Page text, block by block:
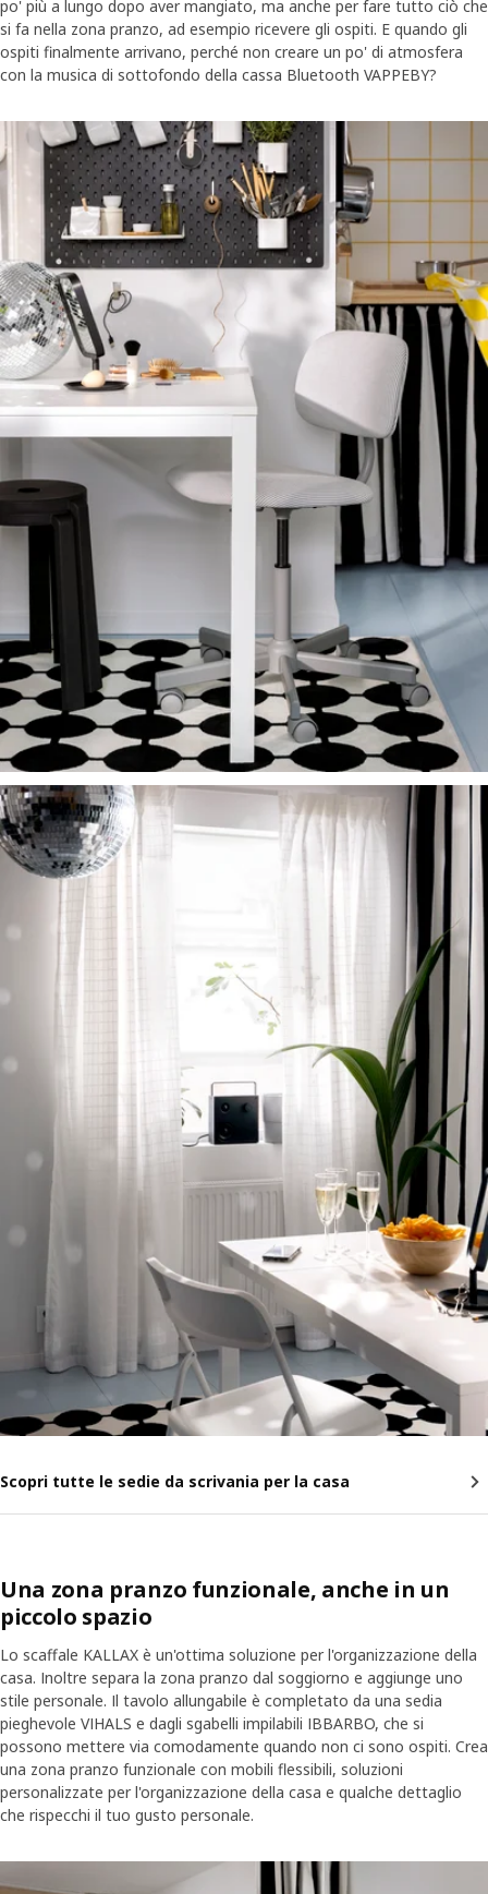
po' più a lungo dopo aver mangiato, ma anche per fare tutto ciò che
si fa nella zona pranzo, ad esempio ricevere gli ospiti. E quando gli
ospiti finalmente arrivano, perché non creare un po' di atmosfera
con la musica di sottofondo della cassa Bluetooth VAPPEBY?
Scopri tutte le sedie da scrivania per la casa
Una zona pranzo funzionale, anche in un
piccolo spazio
Lo scaffale KALLAX è un'ottima soluzione per l'organizzazione della
casa. Inoltre separa la zona pranzo dal soggiorno e aggiunge uno
stile personale. Il tavolo allungabile è completato da una sedia
pieghevole VIHALS e dagli sgabelli impilabili IBBARBO, che si
possono mettere via comodamente quando non ci sono ospiti. Crea
una zona pranzo funzionale con mobili flessibili, soluzioni
personalizzate per l'organizzazione della casa e qualche dettaglio
che rispecchi il tuo gusto personale.